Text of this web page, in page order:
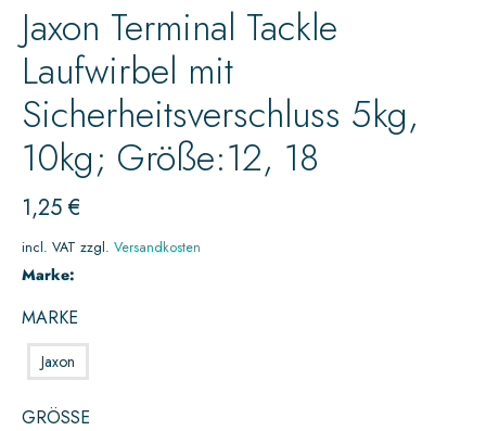
Jaxon Terminal Tackle
Laufwirbel mit
Sicherheitsverschluss 5kg,
10kg; Größe:12, 18
1,25€
incl. VAT zzgl. Versandkosten
Marke:
MARKE
Jaxon
GRÖSSE